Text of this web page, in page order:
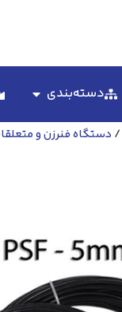
دسته‌بندی
/ دستگاه فنرزن و